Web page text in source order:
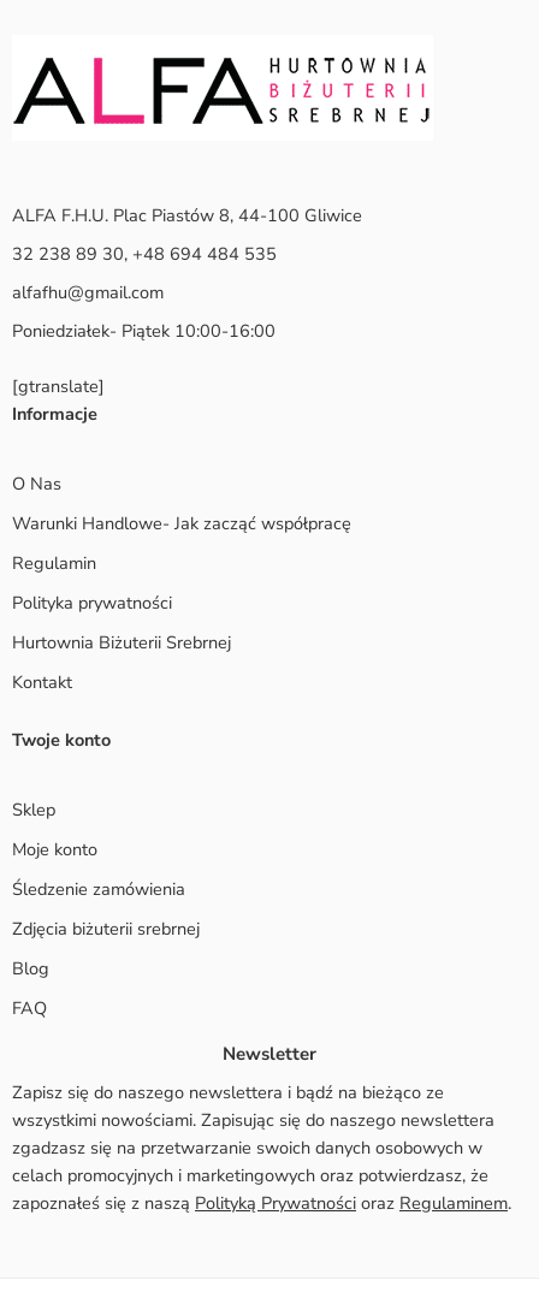
ALFA F.H.U. Plac Piastów 8, 44-100 Gliwice
32 238 89 30, +48 694 484 535
alfafhu@gmail.com
Poniedziałek- Piątek 10:00-16:00
[gtranslate]
Informacje
O Nas
Warunki Handlowe- Jak zacząć współpracę
Regulamin
Polityka prywatności
Hurtownia Biżuterii Srebrnej
Kontakt
Twoje konto
Sklep
Moje konto
Śledzenie zamówienia
Zdjęcia biżuterii srebrnej
Blog
FAQ
Newsletter
Zapisz się do naszego newslettera i bądź na bieżąco ze
wszystkimi nowościami. Zapisując się do naszego newslettera
zgadzasz się na przetwarzanie swoich danych osobowych w
celach promocyjnych i marketingowych oraz potwierdzasz, że
zapoznałeś się z naszą Polityką Prywatności oraz Regulaminem.